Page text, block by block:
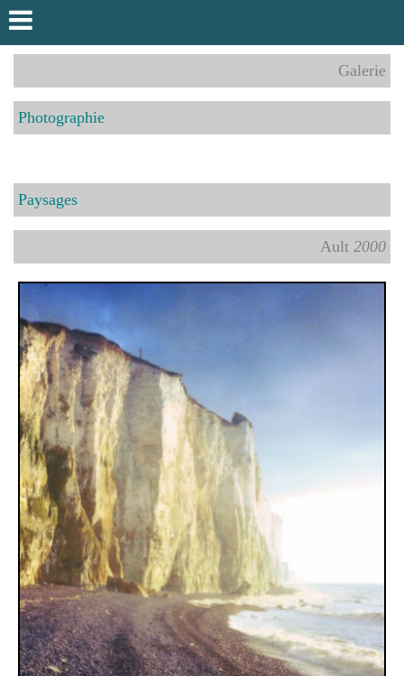
Galerie
Photographie
Paysages
Ault 2000